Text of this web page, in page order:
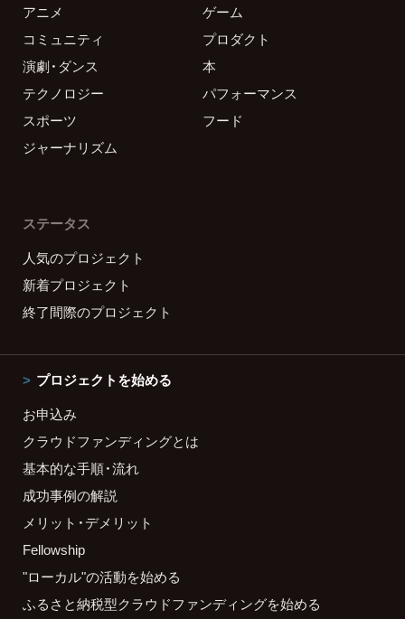
アニメ
ゲーム
コミュニティ
プロダクト
演劇・ダンス
本
テクノロジー
パフォーマンス
スポーツ
フード
ジャーナリズム
ステータス
人気のプロジェクト
新着プロジェクト
終了間際のプロジェクト
プロジェクトを始める
お申込み
クラウドファンディングとは
基本的な手順・流れ
成功事例の解説
メリット・デメリット
Fellowship
"ローカル"の活動を始める
ふるさと納税型クラウドファンディングを始める